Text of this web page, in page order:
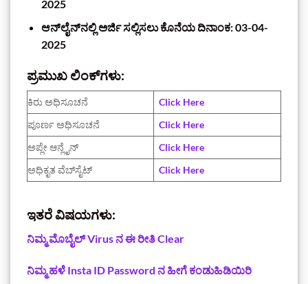
2025
ಆನ್‌ಲೈನ್‌ನಲ್ಲಿ ಅರ್ಜಿ ಸಲ್ಲಿಸಲು ಕೊನೆಯ ದಿನಾಂಕ: 03-04-
2025
ಪ್ರಮುಖ ಲಿಂಕ್‌ಗಳು:
ಕಿರು ಅಧಿಸೂಚನೆ‌
Click Here
ಪೂರ್ಣ ಅಧಿಸೂಚನೆ
Click Here
ಅಪ್ಲೇ ಆನ್ಲೈನ್
Click Here
ಅಧಿಕೃತ ವೆಬ್‌ಸೈಟ್
Click Here
ಇತರೆ ವಿಷಯಗಳು:
ನಿಮ್ಮ ಮೊಬೈಲ್‌ Virus ನ ಈ ರೀತಿ Clear
ನಿಮ್ಮ ಹಳೆ Insta ID Password ನ ಹೀಗೆ ಕಂಡುಹಿಡಿಯಿರಿ